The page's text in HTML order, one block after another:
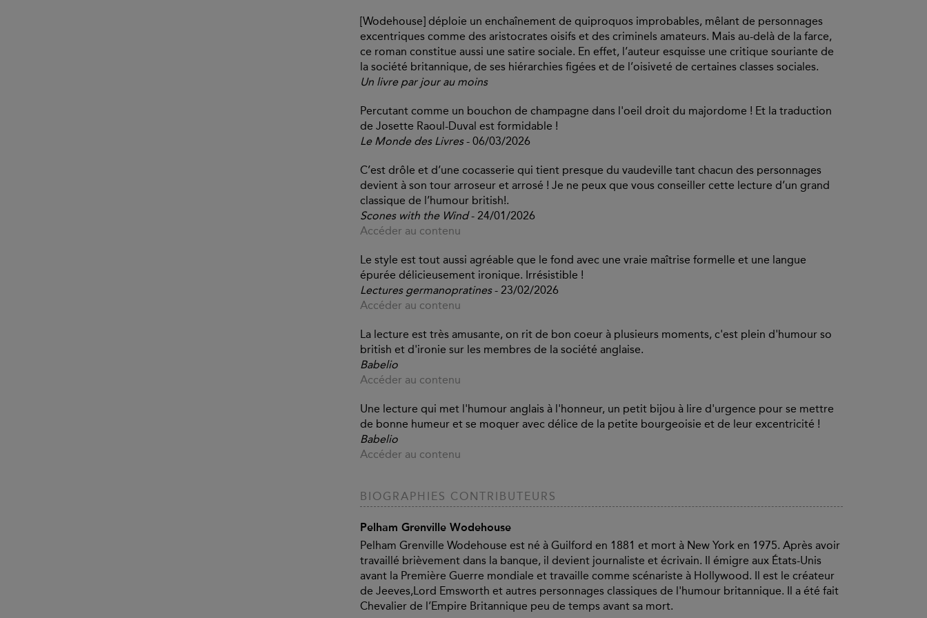
[Wodehouse] déploie un enchaînement de quiproquos improbables, mêlant de personnages
excentriques comme des aristocrates oisifs et des criminels amateurs. Mais au-delà de la farce,
ce roman constitue aussi une satire sociale. En effet, l’auteur esquisse une critique souriante de
la société britannique, de ses hiérarchies figées et de l’oisiveté de certaines classes sociales.
Un livre par jour au moins
Percutant comme un bouchon de champagne dans l'oeil droit du majordome ! Et la traduction
de Josette Raoul-Duval est formidable !
Le Monde des Livres- 06/03/2026
C’est drôle et d’une cocasserie qui tient presque du vaudeville tant chacun des personnages
devient à son tour arroseur et arrosé ! Je ne peux que vous conseiller cette lecture d’un grand
classique de l’humour british!.
Scones with the Wind- 24/01/2026
Accéder au contenu
Le style est tout aussi agréable que le fond avec une vraie maîtrise formelle et une langue
épurée délicieusement ironique. Irrésistible !
Lectures germanopratines- 23/02/2026
Accéder au contenu
La lecture est très amusante, on rit de bon coeur à plusieurs moments, c'est plein d'humour so
british et d'ironie sur les membres de la société anglaise.
Babelio
Accéder au contenu
Une lecture qui met l'humour anglais à l'honneur, un petit bijou à lire d'urgence pour se mettre
de bonne humeur et se moquer avec délice de la petite bourgeoisie et de leur excentricité !
Babelio
Accéder au contenu
BIOGRAPHIES CONTRIBUTEURS
Pelham Grenville Wodehouse
Pelham Grenville Wodehouse est né à Guilford en 1881 et mort à New York en 1975. Après avoir
travaillé brièvement dans la banque, il devient journaliste et écrivain. Il émigre aux États-Unis
avant la Première Guerre mondiale et travaille comme scénariste à Hollywood. Il est le créateur
de Jeeves,Lord Emsworth et autres personnages classiques de l'humour britannique. Il a été fait
Chevalier de l’Empire Britannique peu de temps avant sa mort.